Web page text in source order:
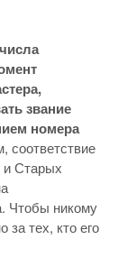
звание
номера
соответствие
Старых
Чтобы никому
тех, кто его